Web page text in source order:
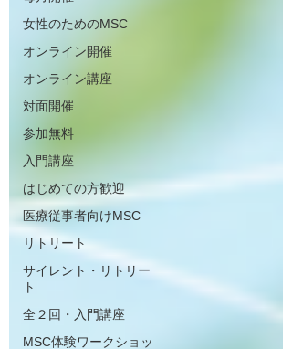
女性のためのMSC
オンライン開催
オンライン講座
対面開催
参加無料
入門講座
はじめての方歓迎
医療従事者向けMSC
リトリート
サイレント・リトリー
ト
全２回・入門講座
MSC体験ワークショッ